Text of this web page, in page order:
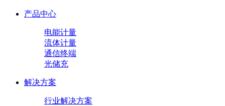
产品中心
电能计量
流体计量
通信终端
光储充
解决方案
行业解决方案